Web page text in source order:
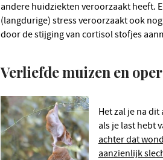
andere huidziekten veroorzaakt heeft.
(langdurige) stress veroorzaakt ook
door de stijging van cortisol stofjes
Verliefde muizen en
Het zal je na
als je last hebt
achter dat
aanzienlijk